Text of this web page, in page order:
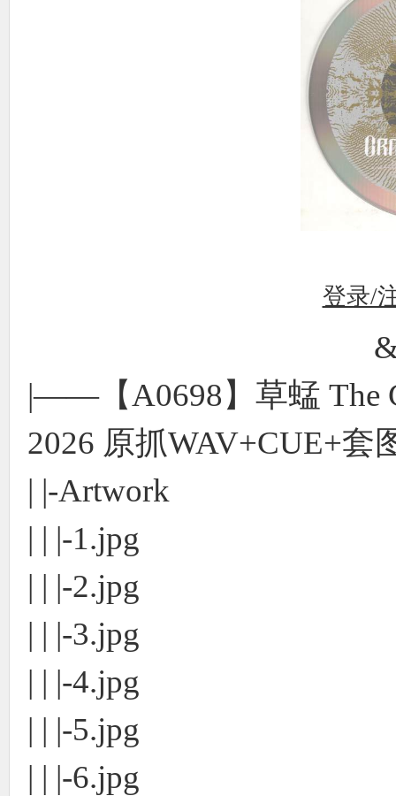
登录/
|——【A0698】草蜢 The
2026 原抓WAV+CUE+套
| |-Artwork
| | |-1.jpg
| | |-2.jpg
| | |-3.jpg
| | |-4.jpg
| | |-5.jpg
| | |-6.jpg